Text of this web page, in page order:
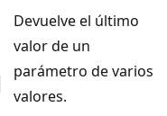
Devuelve el último
valor de un
parámetro de varios
valores.